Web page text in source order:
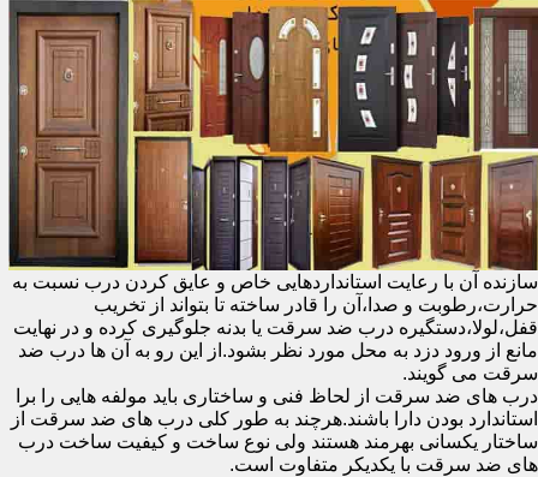
سازنده آن با رعایت استانداردهایی خاص و عایق کردن درب نسبت به
حرارت،رطوبت و صدا،آن را قادر ساخته تا بتواند از تخریب
قفل،لولا،دستگیره درب ضد سرقت یا بدنه جلوگیری کرده و در نهایت
مانع از ورود دزد به محل مورد نظر بشود.از این رو به آن ها درب ضد
سرقت می گویند.
درب های ضد سرقت از لحاظ فنی و ساختاری باید مولفه هایی را برا
استاندارد بودن دارا باشند.هرچند به طور کلی درب های ضد سرقت از
ساختار یکسانی بهرمند هستند ولی نوع ساخت و کیفیت ساخت درب
های ضد سرقت با یکدیکر متفاوت است.